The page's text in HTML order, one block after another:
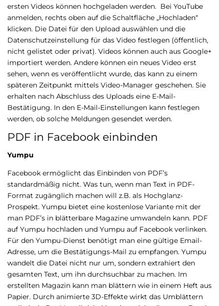
ersten Videos können hochgeladen werden. Bei YouTube
anmelden, rechts oben auf die Schaltfläche „Hochladen“
klicken. Die Datei für den Upload auswählen und die
Datenschutzeinstellung für das Video festlegen (öffentlich,
nicht gelistet oder privat). Videos können auch aus Google+
importiert werden. Andere können ein neues Video erst
sehen, wenn es veröffentlicht wurde, das kann zu einem
späteren Zeitpunkt mittels Video-Manager geschehen. Sie
erhalten nach Abschluss des Uploads eine E-Mail-
Bestätigung. In den E-Mail-Einstellungen kann festlegen
werden, ob solche Meldungen gesendet werden.
PDF in Facebook einbinden
Yumpu
Facebook ermöglicht das Einbinden von PDF’s
standardmäßig nicht. Was tun, wenn man Text in PDF-
Format zugänglich machen will z.B. als Hochglanz-
Prospekt. Yumpu bietet eine kostenlose Variante mit der
man PDF’s in blätterbare Magazine umwandeln kann. PDF
auf Yumpu hochladen und Yumpu auf Facebook verlinken.
Für den Yumpu-Dienst benötigt man eine gültige Email-
Adresse, um die Bestätigungs-Mail zu empfangen. Yumpu
wandelt die Datei nicht nur um, sondern extrahiert den
gesamten Text, um ihn durchsuchbar zu machen. Im
erstellten Magazin kann man blättern wie in einem Heft aus
Papier. Durch animierte 3D-Effekte wirkt das Umblättern